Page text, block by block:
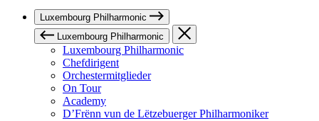
Luxembourg Philharmonic
Luxembourg Philharmonic
Luxembourg Philharmonic
Chefdirigent
Orchestermitglieder
On Tour
Academy
D’Frënn vun de Lëtzebuerger Philharmoniker